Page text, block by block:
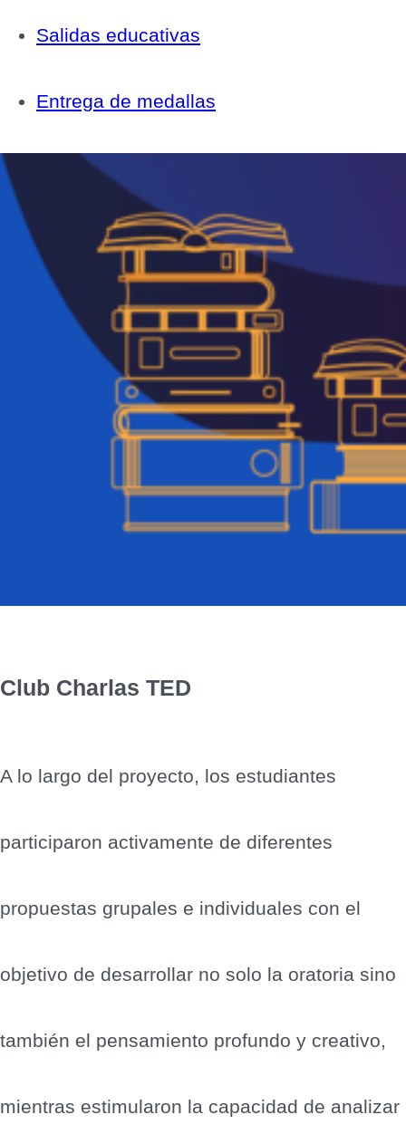
Salidas educativas
Entrega de medallas
Club Charlas TED
A lo largo del proyecto, los estudiantes
participaron activamente de diferentes
propuestas grupales e individuales con el
objetivo de desarrollar no solo la oratoria sino
también el pensamiento profundo y creativo,
mientras estimularon la capacidad de analizar